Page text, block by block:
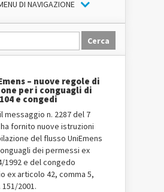
DI NAVIGAZIONE
– nuove regole di
per i conguagli di
e congedi
il messaggio n. 2287 del 7
fornito nuove istruzioni
del flusso UniEmens
dei permessi ex
1992 e del congedo
ex articolo 42, comma 5,
151/2001.